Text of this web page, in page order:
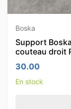
Boska
Support
couteau droit
30.00
En stock